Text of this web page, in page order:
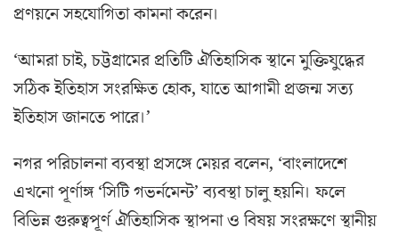
প্রণয়নে সহযোগিতা কামনা করেন।
‘আমরা চাই, চট্টগ্রামের প্রতিটি ঐতিহাসিক স্থানে মুক্তিযুদ্ধের
সঠিক ইতিহাস সংরক্ষিত হোক, যাতে আগামী প্রজন্ম সত্য
ইতিহাস জানতে পারে।’
নগর পরিচালনা ব্যবস্থা প্রসঙ্গে মেয়র বলেন, ‘বাংলাদেশে
এখনো পূর্ণাঙ্গ ‘সিটি গভর্নমেন্ট’ ব্যবস্থা চালু হয়নি। ফলে
বিভিন্ন গুরুত্বপূর্ণ ঐতিহাসিক স্থাপনা ও বিষয় সংরক্ষণে স্থানীয়